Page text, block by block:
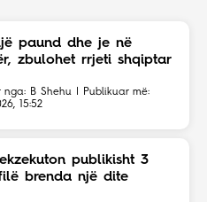
paund dhe je në
zbulohet rrjeti shqiptar
nga: B Shehu | Publikuar më:
15:52
publikisht 3
brenda një dite